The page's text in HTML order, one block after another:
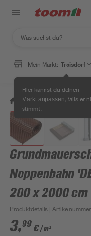
Mein Markt: Troisdorf
Hier kannst du deinen
Markt anpassen , falls er
stimmt.
/ Bauen & Renovieren /
Noppenbahn
200 x 2000 cm
Produktdetails | Artikelnummer
3,99 €/ m²